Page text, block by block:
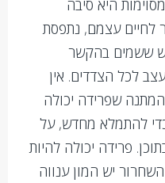
היא סיבה
לחיים עצמם, נתפסת
ששמים בהקשר
לכל הצדדים. אין
שפרידה יכולה
להתמלא מחדש, על
פרידה יכולה להיות
יש המון ענווה